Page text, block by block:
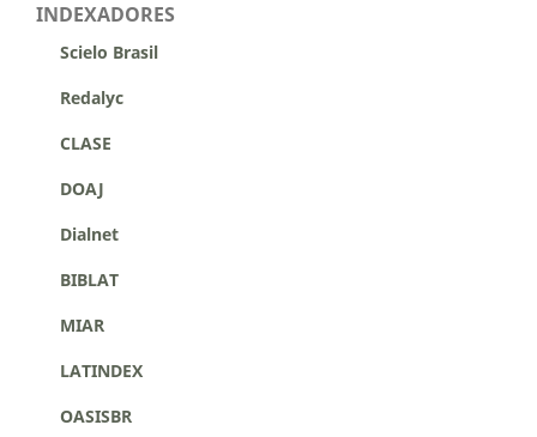
INDEXADORES
Scielo Brasil
Redalyc
CLASE
DOAJ
Dialnet
BIBLAT
MIAR
LATINDEX
OASISBR